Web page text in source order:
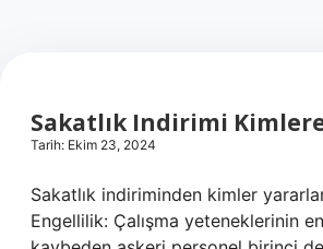
Sakatlık Indirimi
Tarih: Ekim 23, 2024
Sakatlık indiriminden kimler
Engellilik: Çalışma yeteneklerinin